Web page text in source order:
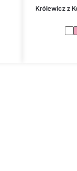
Królewicz z